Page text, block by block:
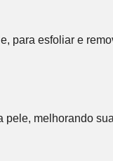
para esfoliar e
melhorando